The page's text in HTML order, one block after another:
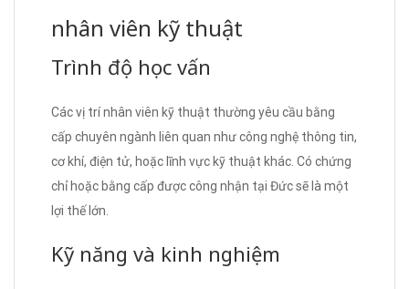
nhân viên kỹ thuật
Trình độ học vấn
Các vị trí nhân viên kỹ thuật thường yêu cầu bằng
cấp chuyên ngành liên quan như công nghệ thông tin,
cơ khí, điện tử, hoặc lĩnh vực kỹ thuật khác. Có chứng
chỉ hoặc bằng cấp được công nhận tại Đức sẽ là một
lợi thế lớn.
Kỹ năng và kinh nghiệm